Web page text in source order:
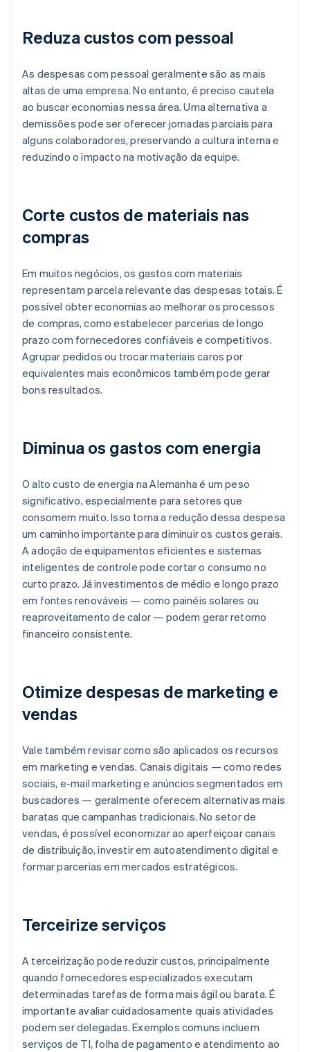
Reduza custos com pessoal
As despesas com pessoal geralmente são as mais
altas de uma empresa. No entanto, é preciso cautela
ao buscar economias nessa área. Uma alternativa a
demissões pode ser oferecer jornadas parciais para
alguns colaboradores, preservando a cultura interna e
reduzindo o impacto na motivação da equipe.
Corte custos de materiais nas
compras
Em muitos negócios, os gastos com materiais
representam parcela relevante das despesas totais. É
possível obter economias ao melhorar os processos
de compras, como estabelecer parcerias de longo
prazo com fornecedores confiáveis e competitivos.
Agrupar pedidos ou trocar materiais caros por
equivalentes mais econômicos também pode gerar
bons resultados.
Diminua os gastos com energia
O alto custo de energia na Alemanha é um peso
significativo, especialmente para setores que
consomem muito. Isso torna a redução dessa despesa
um caminho importante para diminuir os custos gerais.
A adoção de equipamentos eficientes e sistemas
inteligentes de controle pode cortar o consumo no
curto prazo. Já investimentos de médio e longo prazo
em fontes renováveis — como painéis solares ou
reaproveitamento de calor — podem gerar retorno
financeiro consistente.
Otimize despesas de marketing e
vendas
Vale também revisar como são aplicados os recursos
em marketing e vendas. Canais digitais — como redes
sociais, e-mail marketing e anúncios segmentados em
buscadores — geralmente oferecem alternativas mais
baratas que campanhas tradicionais. No setor de
vendas, é possível economizar ao aperfeiçoar canais
de distribuição, investir em autoatendimento digital e
formar parcerias em mercados estratégicos.
Terceirize serviços
A terceirização pode reduzir custos, principalmente
quando fornecedores especializados executam
determinadas tarefas de forma mais ágil ou barata. É
importante avaliar cuidadosamente quais atividades
podem ser delegadas. Exemplos comuns incluem
serviços de TI, folha de pagamento e atendimento ao